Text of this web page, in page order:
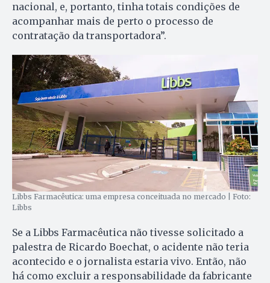
nacional, e, portanto, tinha totais condições de
acompanhar mais de perto o processo de
contratação da transportadora”.
Libbs Farmacêutica: uma empresa conceituada no mercado | Foto:
Libbs
Se a Libbs Farmacêutica não tivesse solicitado a
palestra de Ricardo Boechat, o acidente não teria
acontecido e o jornalista estaria vivo. Então, não
há como excluir a responsabilidade da fabricante